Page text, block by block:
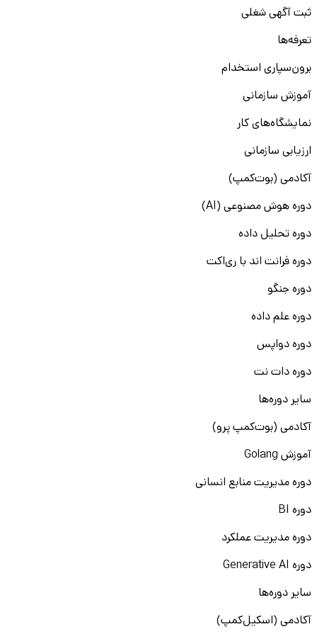
ثبت آگهی شغلی
تعرفه‌ها
برون‌سپاری استخدام
آموزش سازمانی
نمایشگاه‌های کار
ارزیابی سازمانی
آکادمی (بوت‌کمپ)
دوره هوش مصنوعی (AI)
دوره تحلیل داده
دوره فرانت اند با ری‌اکت
دوره جنگو
دوره علم داده
دوره دواپس
دوره دات نت
سایر دوره‌ها
آکادمی (بوت‌کمپ پرو)
آموزش Golang
دوره مدیریت منابع انسانی
دوره BI
دوره مدیریت عملکرد
دوره Generative AI
سایر دوره‌ها
آکادمی (اسکیل‌کمپ)